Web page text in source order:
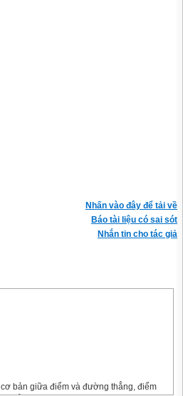
Nhấn vào đây để tải về
Báo tài liệu có sai sót
Nhắn tin cho tác giả
bản giữa điểm và đường thẳng, điểm